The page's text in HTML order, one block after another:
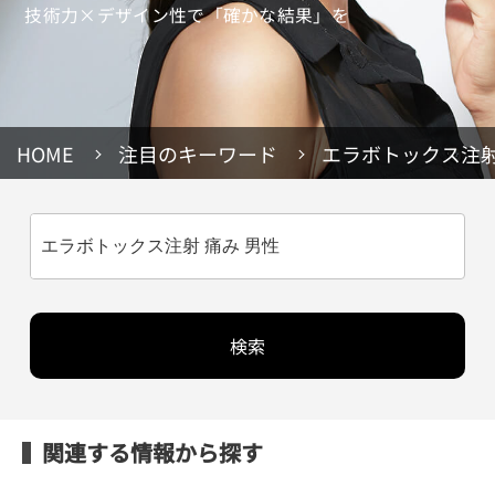
技術力×デザイン性で「確かな結果」を
HOME 注目のキーワード エラボトックス注
検索
関連する情報から探す